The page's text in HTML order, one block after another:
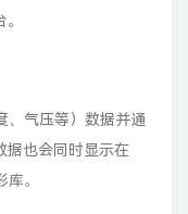
。
、 气压等）数据并通
据也会同时显示在
库。